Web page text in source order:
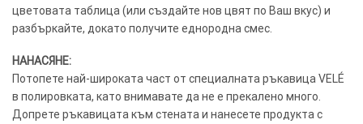
цветовата таблица (или създайте нов цвят по Ваш вкус) и
разбъркайте, докато получите еднородна смес.
НАНАСЯНЕ:
Потопете най-широката част от специалната ръкавица VELÉ
в полировката, като внимавате да не е прекалено много.
Допрете ръкавицата към стената и нанесете продукта с